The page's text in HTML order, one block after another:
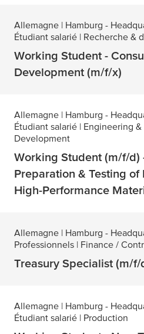
Allemagne | Hamburg -
Étudiant salarié | Recherche &
Working Student -
Development (m/f/x)
Allemagne | Hamburg -
Étudiant salarié | Engineering &
Development
Working Student (m/f/d)
Preparation & Testing of
High-Performance
Allemagne | Hamburg -
Professionnels | Finance /
Treasury Specialist (m/f/
Allemagne | Hamburg -
Étudiant salarié | Production